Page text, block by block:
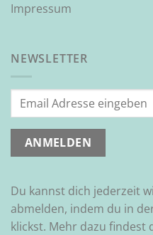
Impressum
NEWSLETTER
Du kannst dich jederzeit
abmelden, indem du in
klickst. Mehr dazu findest